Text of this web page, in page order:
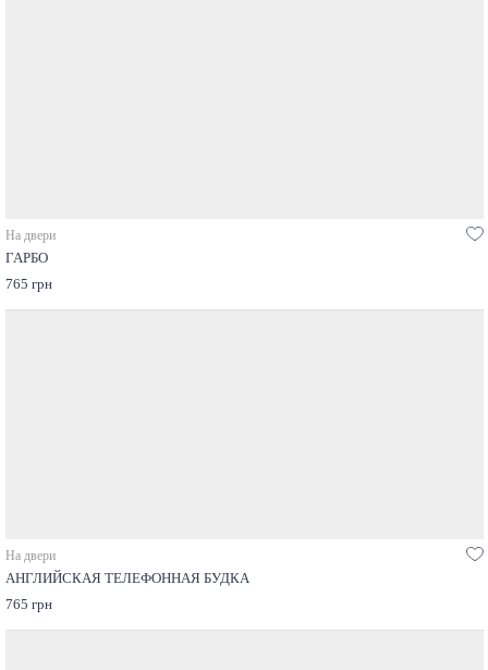
На двери
ГАРБО
765 грн
На двери
АНГЛИЙСКАЯ ТЕЛЕФОННАЯ БУДКА
765 грн